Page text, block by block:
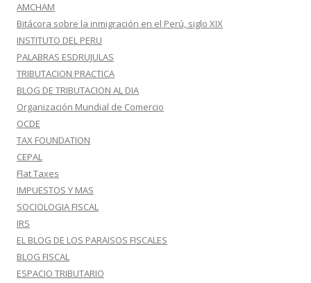
AMCHAM
Bitácora sobre la inmigración en el Perú, siglo XIX
INSTITUTO DEL PERU
PALABRAS ESDRUJULAS
TRIBUTACION PRACTICA
BLOG DE TRIBUTACION AL DIA
Organización Mundial de Comercio
OCDE
TAX FOUNDATION
CEPAL
Flat Taxes
IMPUESTOS Y MAS
SOCIOLOGIA FISCAL
IRS
EL BLOG DE LOS PARAISOS FISCALES
BLOG FISCAL
ESPACIO TRIBUTARIO